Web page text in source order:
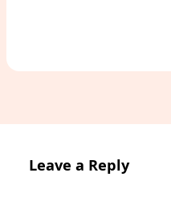
Leave a Reply